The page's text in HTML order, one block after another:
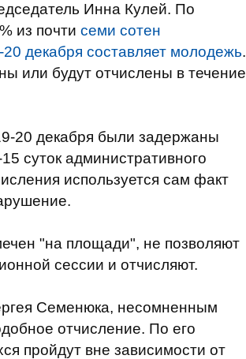
Инна Кулей. По
из почти семи сотен
декабря составляет молодежь.
или будут отчислены в течение
20 декабря были задержаны
суток административного
используется сам факт
"на площади", не позволяют
сессии и отчисляют.
Семенюка, несомненным
отчисление. По его
пройдут вне зависимости от